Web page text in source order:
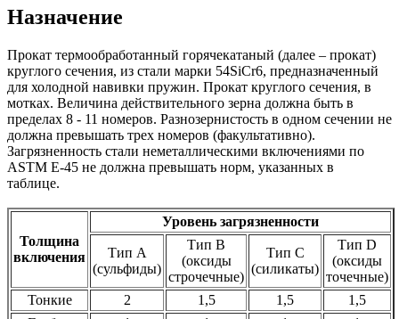
Назначение
Прокат термообработанный горячекатаный (далее – прокат)
круглого сечения, из стали марки 54SiCr6, предназначенный
для холодной навивки пружин. Прокат круглого сечения, в
мотках. Величина действительного зерна должна быть в
пределах 8 - 11 номеров. Разнозернистость в одном сечении не
должна превышать трех номеров (факультативно).
Загрязненность стали неметаллическими включениями по
ASTM E-45 не должна превышать норм, указанных в
таблице.
Толщина
включения
Уровень загрязненности
Тип А
(сульфиды)
Тип В
(оксиды
строчечные)
Тип С
(силикаты)
Тип D
(оксиды
точечные)
Тонкие
2 1,5 1,5
1,5